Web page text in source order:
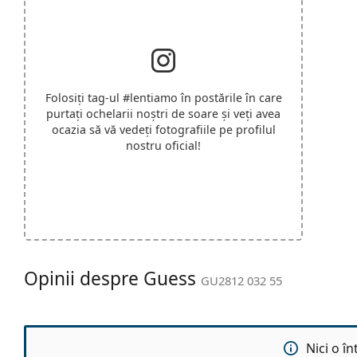
Folosiți tag-ul #lentiamo în postările în care
purtați ochelarii noștri de soare și veți avea
ocazia să vă vedeți fotografiile pe profilul
nostru oficial!
Opinii despre Guess GU2812 032 55
Nici o